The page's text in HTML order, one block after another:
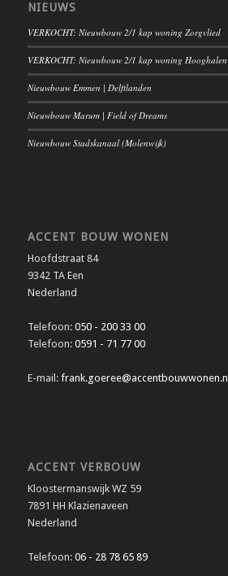
NIEUWS
VERKOCHT: Nieuwbouw 2/1 kap woning Zorgvlied
VERKOCHT: Nieuwbouw 2/1 kap woning Hooghalen
Nieuwbouw Emmen | Delftlanden
Nieuwbouw Marum | Field of Dreams
Nieuwbouw Stadskanaal (Molenwijk)
ACCENT BOUW WONEN
Hoofdstraat 84
9342 TA Een
Nederland
Telefoon: 050 - 200 33 00
Telefoon: 0591 - 71 77 00
E-mail: frank.goeree@accentbouwwonen.nl
ACCENT VERBOUW
Kloostermanswijk WZ 59
7891 HH Klazienaveen
Nederland
Telefoon:06 - 28 78 65 89